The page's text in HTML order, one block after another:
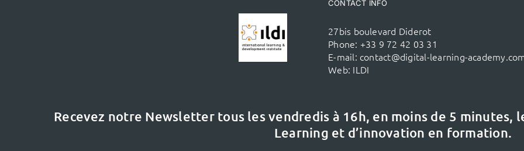
CONTACT INFO
27bis boulevard Diderot
Phone: +33 9 72 42 03 31
E-mail: contact@digital-learning-
Web: ILDI
Recevez notre Newsletter tous les vendredis à 16h, en moins de 5 minutes,
Learning et d’innovation en formation.